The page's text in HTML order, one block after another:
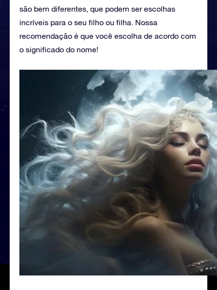
são bem diferentes, que podem ser escolhas
incríveis para o seu filho ou filha. Nossa
recomendação é que você escolha de acordo com
o significado do nome!